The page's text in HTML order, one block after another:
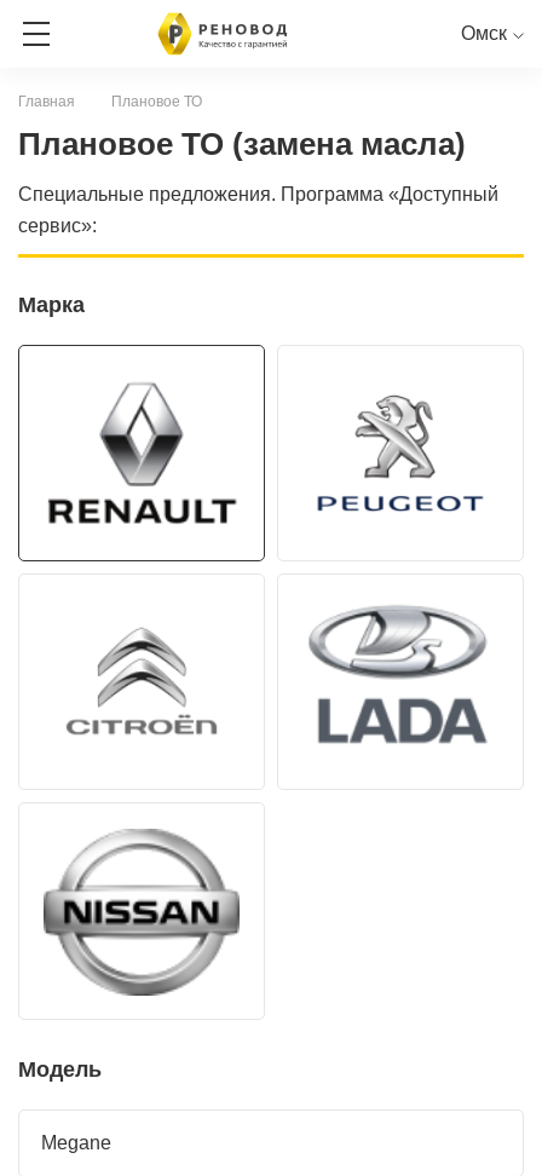
Омск
Главная Плановое ТО
Плановое ТО (замена масла)
Специальные предложения. Программа «Доступный
сервис»:
Марка
Модель
Megane
СЕРВИСНАЯ КНИГА ОНЛАЙН
RENAULT PEUGEOT CITROEN LADA NISSAN